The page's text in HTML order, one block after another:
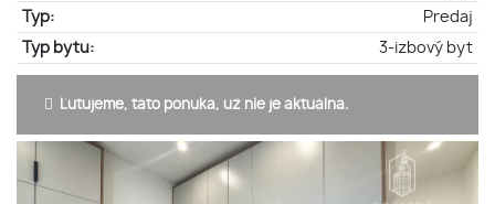
Typ:
Predaj
Typ bytu:
3-izbový byt
Ľutujeme, táto ponuka, už nie je aktuálna.